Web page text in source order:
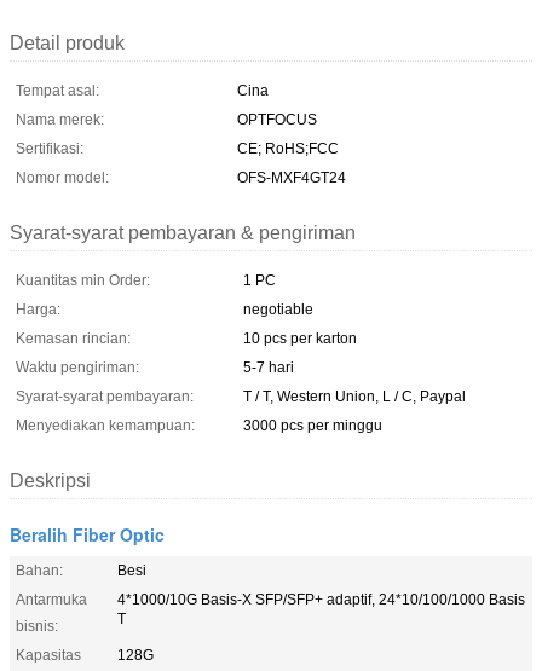
Detail produk
Tempat asal:
Cina
Nama merek:
OPTFOCUS
Sertifikasi:
CE; RoHS;FCC
Nomor model:
OFS-MXF4GT24
Syarat-syarat pembayaran & pengiriman
Kuantitas min Order:
1 PC
Harga:
negotiable
Kemasan rincian:
10 pcs per karton
Waktu pengiriman:
5-7 hari
Syarat-syarat pembayaran:
T / T, Western Union, L / C, Paypal
Menyediakan kemampuan:
3000 pcs per minggu
Deskripsi
Beralih Fiber Optic
Bahan:
Besi
Antarmuka
bisnis:
4*1000/10G Basis-X SFP/SFP+ adaptif, 24*10/100/1000 Basis
T
Kapasitas
128G